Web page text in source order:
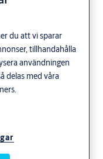
du att vi sparar
tillhandahålla
användningen
delas med våra